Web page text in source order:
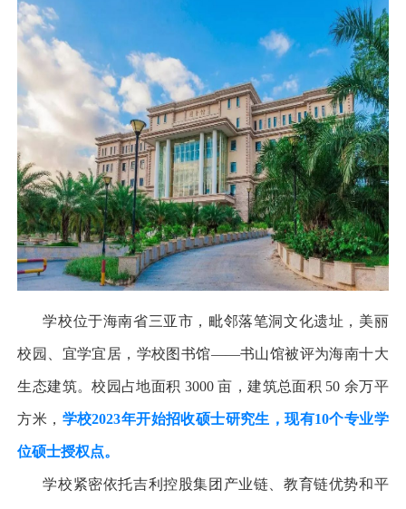
学校位于海南省三亚市，毗邻落笔洞文化遗址，美丽
校园、宜学宜居，学校图书馆——书山馆被评为海南十大
生态建筑。校园占地面积 3000亩，建筑总面积 50 余万平
方米， 学校2023年开始招收硕士研究生，现有10个专业学
位硕士授权点。
学校紧密依托吉利控股集团产业链、教育链优势和平